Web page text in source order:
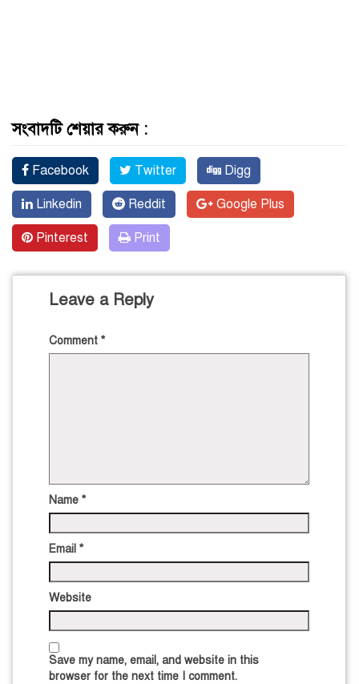
সংবাদটি শেয়ার করুন :
Facebook Twitter Digg
Linkedin Reddit Google Plus
Pinterest Print
Leave a Reply
Comment *
Name *
Email *
Website
Save my name, email, and website in this
browser for the next time I comment.